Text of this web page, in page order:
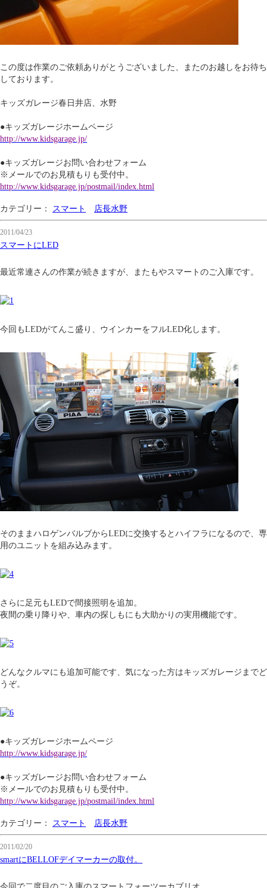
この度は作業のご依頼ありがとうございました、またのお越しをお待ち
しております。
キッズガレージ春日井店、水野
●キッズガレージホームページ
http://www.kidsgarage.jp/
●キッズガレージお問い合わせフォーム
※メールでのお見積もりも受付中。
http://www.kidsgarage.jp/postmail/index.html
カテゴリー： スマート 店長水野
2011/04/23
スマートにLED
最近常連さんの作業が続きますが、またもやスマートのご入庫です。
今回もLEDがてんこ盛り、ウインカーをフルLED化します。
そのままハロゲンバルブからLEDに交換するとハイフラになるので、専
用のユニットを組み込みます。
さらに足元もLEDで間接照明を追加。
夜間の乗り降りや、車内の探しもにも大助かりの実用機能です。
どんなクルマにも追加可能です、気になった方はキッズガレージまでど
うぞ。
●キッズガレージホームページ
http://www.kidsgarage.jp/
●キッズガレージお問い合わせフォーム
※メールでのお見積もりも受付中。
http://www.kidsgarage.jp/postmail/index.html
カテゴリー： スマート 店長水野
2011/02/20
smartにBELLOFデイマーカーの取付。